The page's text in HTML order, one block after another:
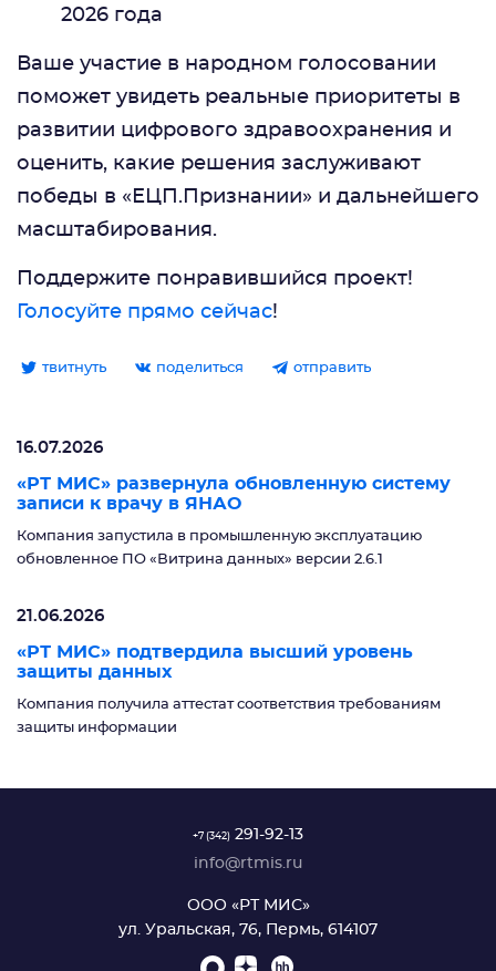
2026 года
Ваше участие в народном голосовании
поможет увидеть реальные приоритеты в
развитии цифрового здравоохранения и
оценить, какие решения заслуживают
победы в «ЕЦП.Признании» и дальнейшего
масштабирования.
Поддержите понравившийся проект!
Голосуйте прямо сейчас!
твитнуть поделиться отправить
16.07.2026
«РТ МИС» развернула обновленную систему
записи к врачу в ЯНАО
Компания запустила в промышленную эксплуатацию
обновленное ПО «Витрина данных» версии 2.6.1
21.06.2026
«РТ МИС» подтвердила высший уровень
защиты данных
Компания получила аттестат соответствия требованиям
защиты информации
+7 (342) 291-92-13
info@rtmis.ru
ООО «РТ МИС»
ул. Уральская, 76, Пермь, 614107